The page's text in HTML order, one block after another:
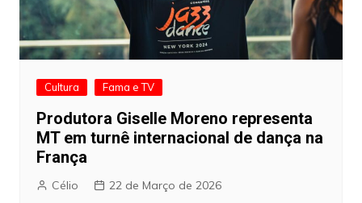
Cultura Fama e TV
Produtora Giselle Moreno representa
MT em turnê internacional de dança na
França
Célio 22 de Março de 2026